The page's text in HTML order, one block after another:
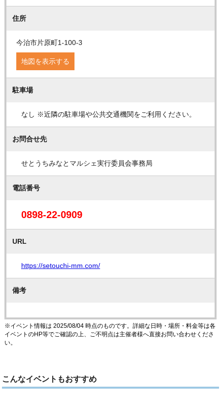
住所
今治市片原町1-100-3
地図を表示する
駐車場
なし ※近隣の駐車場や公共交通機関をご利用ください。
お問合せ先
せとうちみなとマルシェ実行委員会事務局
電話番号
0898-22-0909
URL
https://setouchi-mm.com/
備考
※イベント情報は 2025/08/04 時点のものです。詳細な日時・場所・料金等は各
イベントのHP等でご確認の上、ご不明点は主催者様へ直接お問い合わせくださ
い。
こんなイベントもおすすめ